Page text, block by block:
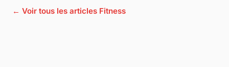
← Voir tous les articles Fitness